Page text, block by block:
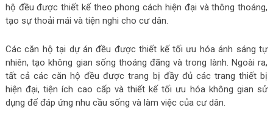
hộ đều được thiết kế theo phong cách hiện đại và thông thoáng,
tạo sự thoải mái và tiện nghi cho cư dân.
Các căn hộ tại dự án đều được thiết kế tối ưu hóa ánh sáng tự
nhiên, tạo không gian sống thoáng đãng và trong lành. Ngoài ra,
tất cả các căn hộ đều được trang bị đầy đủ các trang thiết bị
hiện đại, tiện ích cao cấp và thiết kế tối ưu hóa không gian sử
dụng để đáp ứng nhu cầu sống và làm việc của cư dân.